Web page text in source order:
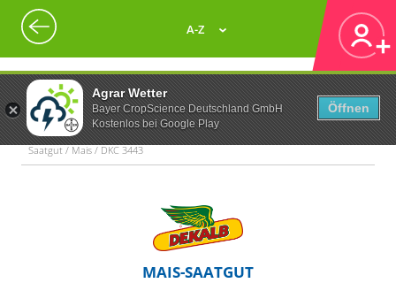
Agrar Wetter
Bayer CropScience Deutschland GmbH
Kostenlos bei Google Play
Öffnen
A-Z
Saatgut / Mais / DKC 3443
MAIS-SAATGUT